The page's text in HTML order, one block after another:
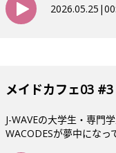
2026.05.25 |
メイドカフェ03
J-WAVEの大学生・専門
WACODESが夢中になっ